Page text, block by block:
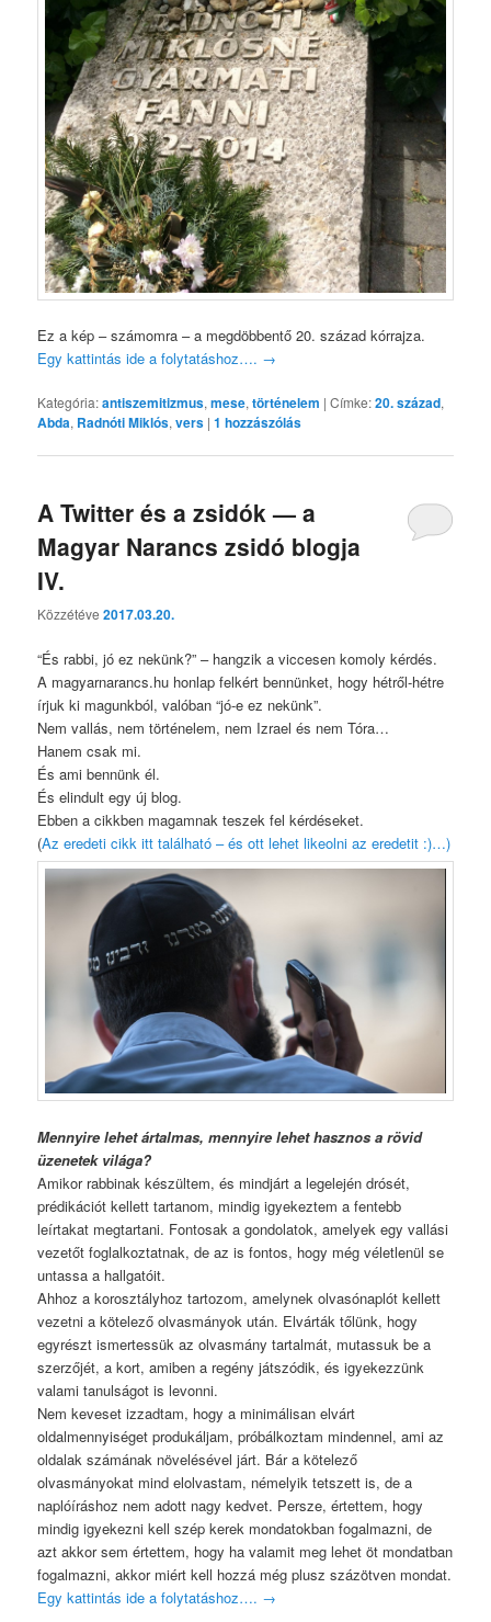
Ez a kép – számomra – a megdöbbentő 20. század kórrajza.
Egy kattintás ide a folytatáshoz…. →
Kategória:antiszemitizmus,mese,történelem |Címke:20. század,
Abda, Radnóti Miklós,vers |1 hozzászólás
A Twitter és a zsidók — a
Magyar Narancs zsidó blogja
IV.
Közzétéve2017.03.20.
“És rabbi, jó ez nekünk?” – hangzik a viccesen komoly kérdés.
A magyarnarancs.hu honlap felkért bennünket, hogy hétről-hétre
írjuk ki magunkból, valóban “jó-e ez nekünk”.
Nem vallás, nem történelem, nem Izrael és nem Tóra…
Hanem csak mi.
És ami bennünk él.
És elindult egy új blog.
Ebben a cikkben magamnak teszek fel kérdéseket.
(Az eredeti cikk itt található – és ott lehet likeolni az eredetit :)…)
Mennyire lehet ártalmas, mennyire lehet hasznos a rövid
üzenetek világa?
Amikor rabbinak készültem, és mindjárt a legelején drósét,
prédikációt kellett tartanom, mindig igyekeztem a fentebb
leírtakat megtartani. Fontosak a gondolatok, amelyek egy vallási
vezetőt foglalkoztatnak, de az is fontos, hogy még véletlenül se
untassa a hallgatóit.
Ahhoz a korosztályhoz tartozom, amelynek olvasónaplót kellett
vezetni a kötelező olvasmányok után. Elvárták tőlünk, hogy
egyrészt ismertessük az olvasmány tartalmát, mutassuk be a
szerzőjét, a kort, amiben a regény játszódik, és igyekezzünk
valami tanulságot is levonni.
Nem keveset izzadtam, hogy a minimálisan elvárt
oldalmennyiséget produkáljam, próbálkoztam mindennel, ami az
oldalak számának növelésével járt. Bár a kötelező
olvasmányokat mind elolvastam, némelyik tetszett is, de a
naplóíráshoz nem adott nagy kedvet. Persze, értettem, hogy
mindig igyekezni kell szép kerek mondatokban fogalmazni, de
azt akkor sem értettem, hogy ha valamit meg lehet öt mondatban
fogalmazni, akkor miért kell hozzá még plusz százötven mondat.
Egy kattintás ide a folytatáshoz…. →